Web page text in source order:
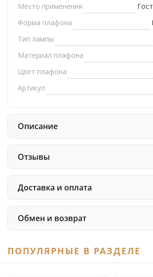
Место применения
Форма плафона
Тип лампы
Материал плафона
Цвет плафона
Артикул
Описание
Отзывы
Доставка и оплата
Обмен и возврат
ПОПУЛЯРНЫЕ В РАЗДЕЛЕ